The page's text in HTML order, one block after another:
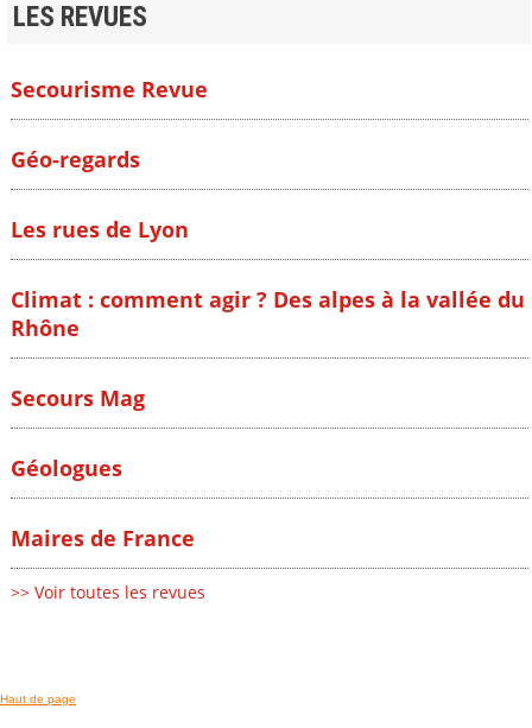
LES REVUES
Secourisme Revue
Géo-regards
Les rues de Lyon
Climat : comment agir ? Des alpes à la vallée du
Rhône
Secours Mag
Géologues
Maires de France
>> Voir toutes les revues
Haut de page